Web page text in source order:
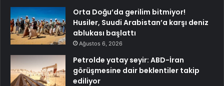
Orta Doğu’da gerilim bitmiyor!
Husiler, Suudi Arabistan’a karşı deniz
ablukası başlattı
Ağustos 6, 2026
Petrolde yatay seyir: ABD-İran
görüşmesine dair beklentiler takip
ediliyor